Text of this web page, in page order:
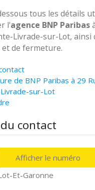
tous les détails
l'agence BNP Paribas
Livrade-sur-Lot, ainsi
de fermeture.
de BNP Paribas à 29
sur-Lot
contact
Afficher le numéro
Et-Garonne